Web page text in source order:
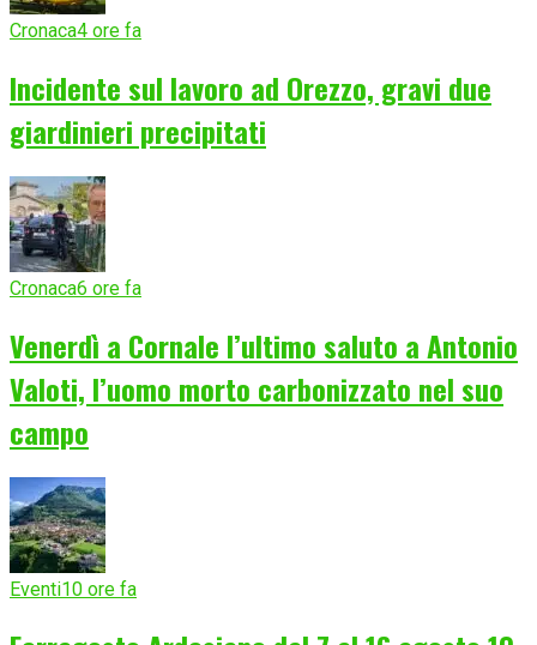
Cronaca4 ore fa
Incidente sul lavoro ad Orezzo, gravi due
giardinieri precipitati
Cronaca6 ore fa
Venerdì a Cornale l’ultimo saluto a Antonio
Valoti, l’uomo morto carbonizzato nel suo
campo
Eventi10 ore fa